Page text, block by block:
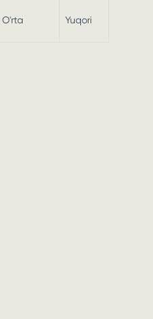
O'rta Yuqori